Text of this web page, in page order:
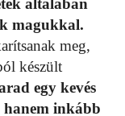
általában
magukkal.
meg,
készült
egy kevés
inkább